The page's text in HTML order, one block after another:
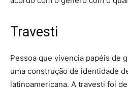
Travesti
Pessoa que vivencia papéis de
uma construção de identidade
latinoamericana. A travesti foi